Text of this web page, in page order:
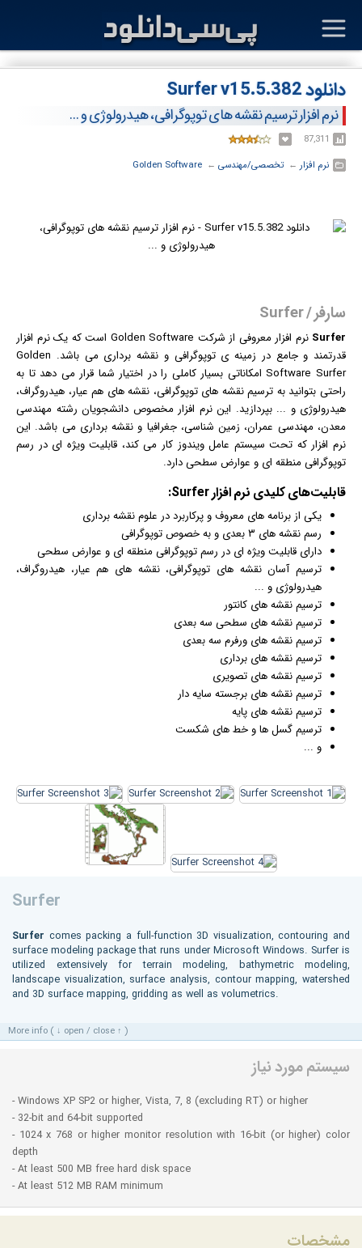
دانلود Surfer v15.5.382
نرم افزار ترسیم نقشه های توپوگرافی، هیدرولوژی و ...
87,311
نرم افزار ← ‏تخصصی/مهندسی ← ‏
Golden Software
سارفر / Surfer
Surfer نرم افزار
معروفی از شرکت Golden Software است که یک نرم افزار
قدرتمند و جامع در زمینه ی توپوگرافی و نقشه برداری می باشد. Golden
Software Surfer امکاناتی بسیار کاملی را در اختیار شما قرار می دهد تا به
راحتی بتوانید به ترسیم نقشه های توپوگرافی، نقشه های هم عیار، هیدروگراف،
هیدرولوژی و ... بپردازید. این نرم افزار مخصوص دانشجویان رشته مهندسی
معدن، مهندسی عمران، زمین شناسی، جغرافیا و نقشه برداری می باشد. این
نرم افزار که تحت سیستم عاملویندوز کار می کند، قابلیت ویژه ای در رسم
توپوگرافی منطقه ای و عوارض سطحی دارد.
قابلیت‌های کلیدی نرم افزار
یکی از برنامه های معروف و پرکاربرد در علوم نقشه برداری
رسم نقشه های ۳ بعدی و به خصوص توپوگرافی
دارای قابلیت ویژه ای در رسم توپوگرافی منطقه ای و عوارض سطحی
ترسیم آسان نقشه های توپوگرافی، نقشه های هم عیار، هیدروگراف،
هیدرولوژی و ...
ترسیم نقشه های کانتور
ترسیم نقشه های سطحی سه بعدی
ترسیم نقشه های ورفرم سه بعدی
ترسیم نقشه های برداری
ترسیم نقشه های تصویری
ترسیم نقشه های برجسته سایه دار
ترسیم نقشه های پایه
ترسیم گسل ها و خط های شکست
و ...
Surfer
Surfer comes packing a full-function 3D visualization, contouring and
surface modeling package that runs under Microsoft Windows. Surfer is
utilized extensively for terrain modeling, bathymetric modeling,
landscape visualization, surface analysis, contour mapping, watershed
and 3D surface mapping, gridding as well as volumetrics.
More info ( ↓ open / close ↑ )
سیستم مورد نیاز
- Windows XP SP2 or higher, Vista, 7, 8 (excluding RT) or higher
- 32-bit and 64-bit supported
- 1024 x 768 or higher monitor resolution with 16-bit (or higher) color
depth
- At least 500 MB free hard disk space
- At least 512 MB RAM minimum
مشخصات